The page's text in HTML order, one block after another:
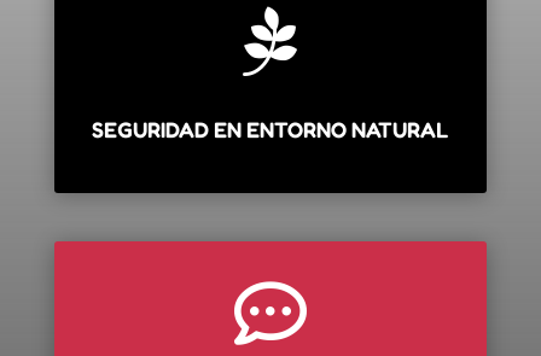

SEGURIDAD EN ENTORNO NATURAL
